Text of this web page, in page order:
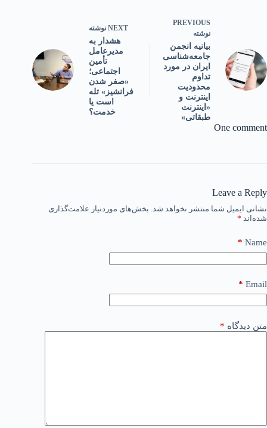
PREVIOUS
نوشته
بیانیه انجمن
جامعه‌شناسی
ایران در مورد
تداوم
محدودیت
اینترنت و
«اینترنت
طبقاتی»
NEXT نوشته
هشدار به
مدیرعامل
تأمین
اجتماعی؛
«صفر شدن
فرانشیز» تله
است یا
خدمت؟
One comment
Leave a Reply
نشانی ایمیل شما منتشر نخواهد شد. بخش‌های موردنیاز علامت‌گذاری
شده‌اند *
Name
*
Email
*
متن دیدگاه *